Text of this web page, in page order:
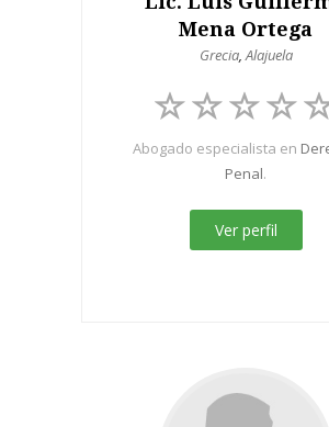
Mena Ortega
Grecia,Alajuela
Abogado especialista en
Penal.
Ver perfil